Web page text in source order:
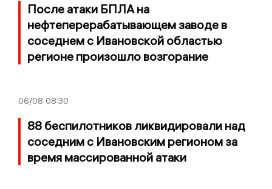
После атаки БПЛА на
нефтеперерабатывающем заводе в
соседнем с Ивановской областью
регионе произошло возгорание
06/08 08:30
88 беспилотников ликвидировали над
соседним с Ивановским регионом за
время массированной атаки